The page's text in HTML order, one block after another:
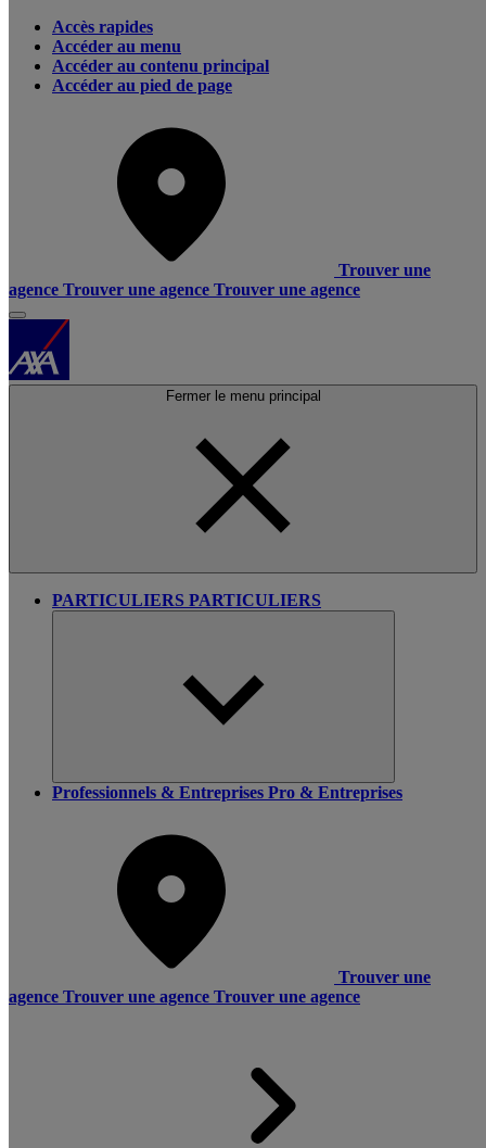
Accès rapides
Accéder au menu
Accéder au contenu principal
Accéder au pied de page
Trouver une
agence Trouver une agence Trouver une agence
Fermer le menu principal
PARTICULIERS PARTICULIERS
Professionnels & Entreprises Pro & Entreprises
Trouver une
agence Trouver une agence Trouver une agence